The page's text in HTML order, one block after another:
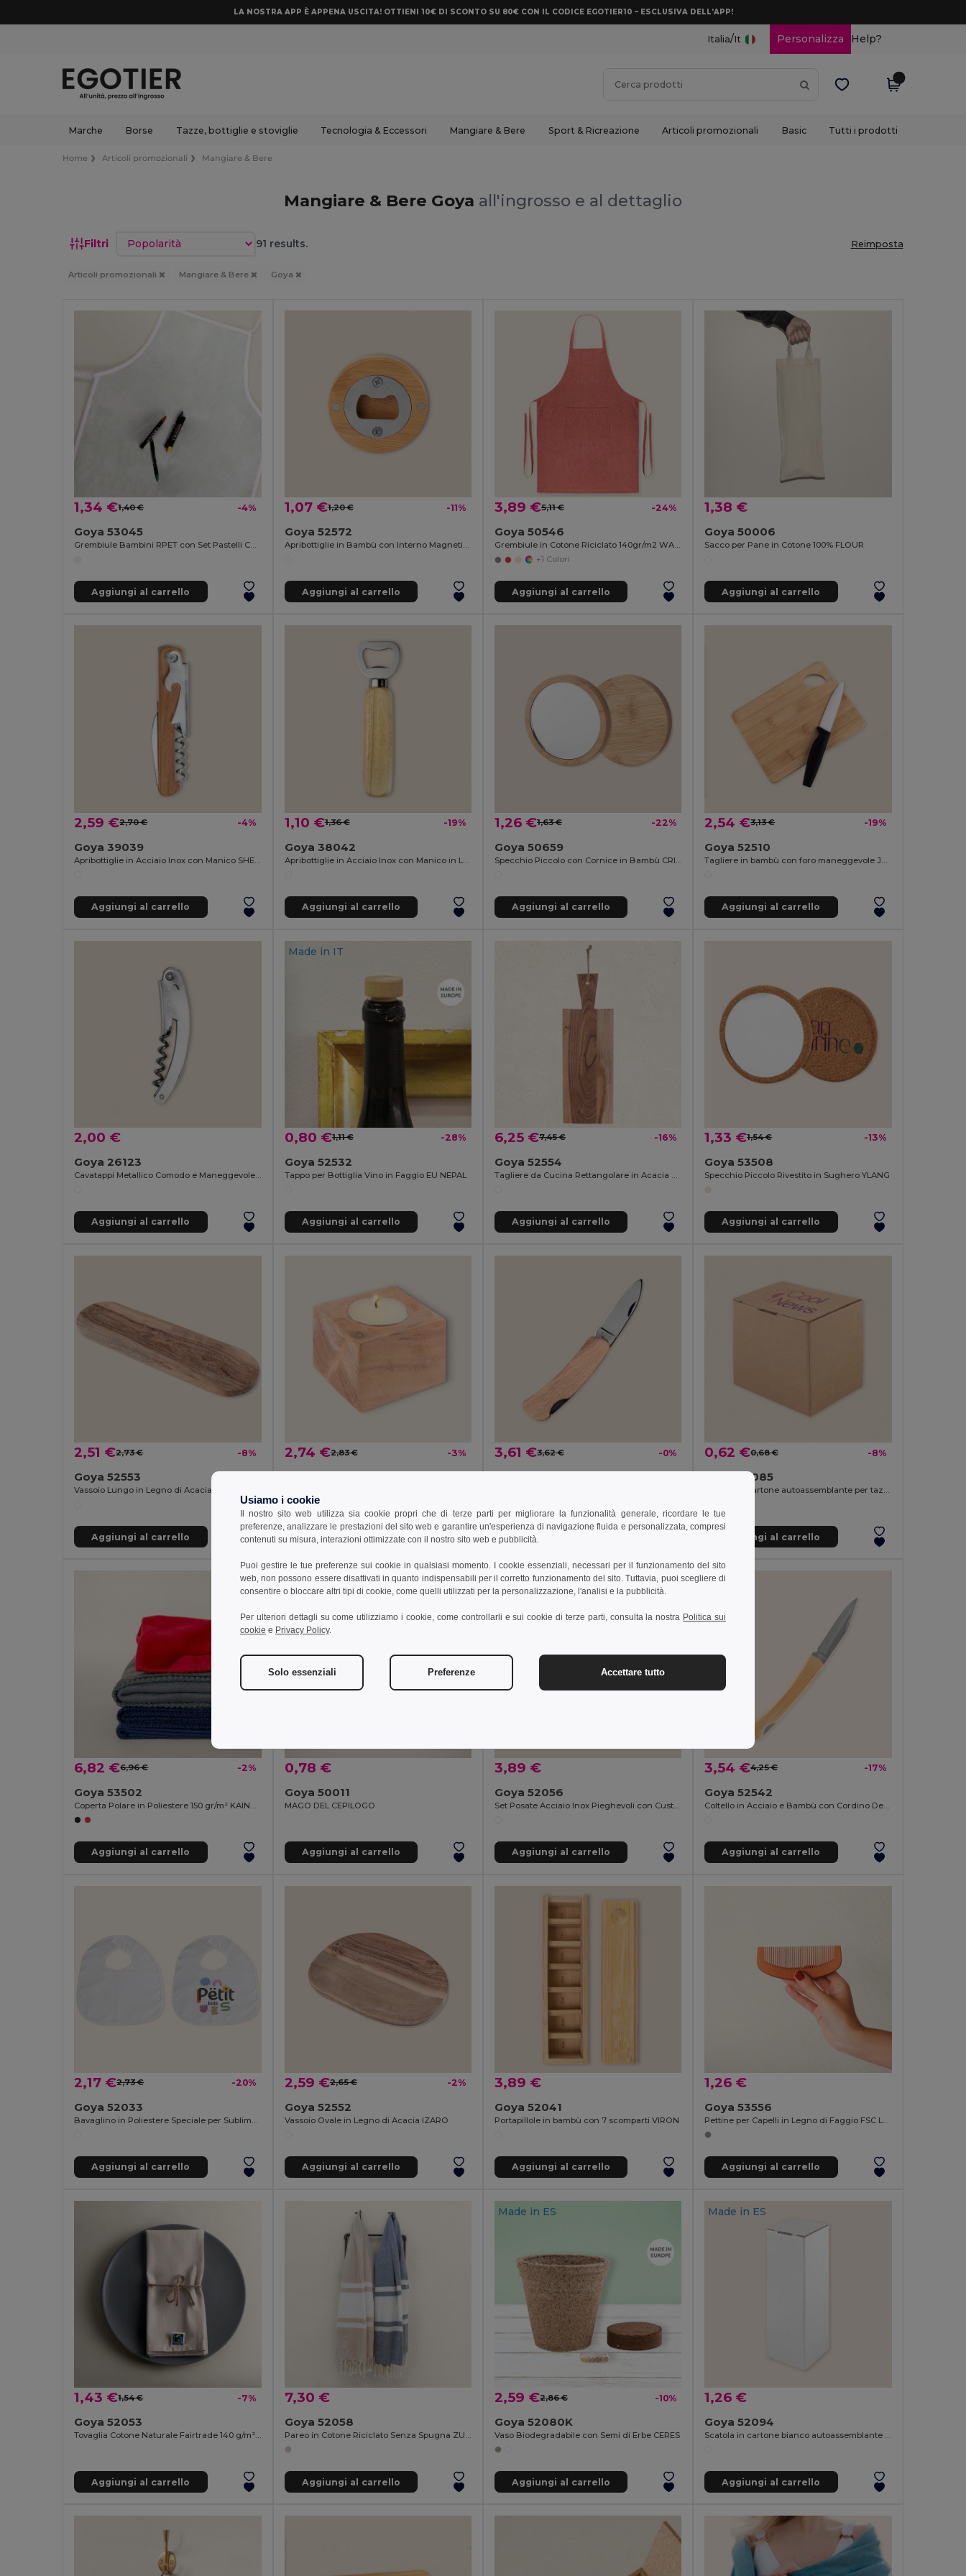
LA NOSTRA APP È APPENA USCITA! OTTIENI 10€ DI SCONTO SU 80€ CON IL CODICE EGOTIER10 – ESCLUSIVA DELL’APP!
Italia/It Personalizza Help?
Marche Borse Tazze, bottiglie e stoviglie Tecnologia & Eccessori Mangiare & Bere Sport & Ricreazione Articoli promozionali Basic Tutti i prodotti
Home Articoli promozionali Mangiare & Bere
Mangiare & Bere Goya all'ingrosso e al dettaglio
Filtri Ordina per 91 results. Reimposta
Articoli promozionali Mangiare & Bere Goya
1,34 €1,40 € -4%
Goya 53045
Grembiule Bambini RPET con Set Pastelli COOKER
Aggiungi al carrello
1,07 €1,20 € -11%
Goya 52572
Apribottiglie in Bambù con Interno Magnetico Cromato ZUG
Aggiungi al carrello
3,89 €5,11 € -24%
Goya 50546
Grembiule in Cotone Riciclato 140gr/m2 WATERFALL
+1 Colori
Aggiungi al carrello
1,38 €
Goya 50006
Sacco per Pane in Cotone 100% FLOUR
Aggiungi al carrello
2,59 €2,70 € -4%
Goya 39039
Aggiungi al carrello
1,10 €1,36 € -19%
Goya 38042
Aggiungi al carrello
1,26 €1,63 € -22%
Goya 50659
Aggiungi al carrello
2,54 €3,13 € -19%
Goya 52510
Aggiungi al carrello
2,00 €
Goya 26123
Cavatappi Metallico Comodo e Maneggevole METAL
Aggiungi al carrello
Made in IT
0,80 €1,11 € -28%
Goya 52532
Tappo per Bottiglia Vino in Faggio EU NEPAL
Aggiungi al carrello
6,25 €7,45 € -16%
Goya 52554
Tagliere da Cucina Rettangolare in Acacia QUILES
Aggiungi al carrello
1,33 €1,54 € -13%
Goya 53508
Specchio Piccolo Rivestito in Sughero YLANG
Aggiungi al carrello
2,51 €2,73 € -8%
Goya 52553
Vassoio Lungo in Legno di Acacia FARID
Aggiungi al carrello
2,74 €2,83 € -3%
Aggiungi al carrello
3,61 €3,62 € -0%
Aggiungi al carrello
0,62 €0,68 € -8%
Goya 52085
Scatola di cartone autoassemblante per tazze CUPPA
Aggiungi al carrello
6,82 €6,96 € -2%
Goya 53502
Aggiungi al carrello
0,78 €
Goya 50011
MAGO DEL CEPILOGO
Aggiungi al carrello
3,89 €
Goya 52056
Set Posate Acciaio Inox Pieghevoli con Custodia CLIMB
Aggiungi al carrello
3,54 €4,25 € -17%
Goya 52542
Aggiungi al carrello
2,17 €2,73 € -20%
Goya 52033
Bavaglino in Poliestere Speciale per Sublimazione NAPPY
Aggiungi al carrello
2,59 €2,65 € -2%
Goya 52552
Vassoio Ovale in Legno di Acacia IZARO
Aggiungi al carrello
3,89 €
Goya 52041
Portapillole in bambù con 7 scomparti VIRON
Aggiungi al carrello
1,26 €
Goya 53556
Pettine per Capelli in Legno di Faggio FSC LANAI
Aggiungi al carrello
1,43 €1,54 € -7%
Goya 52053
Tovaglia Cotone Naturale Fairtrade 140 g/m² CAVE
Aggiungi al carrello
7,30 €
Goya 52058
Pareo in Cotone Riciclato Senza Spugna ZUMEL
Aggiungi al carrello
Made in ES
2,59 €2,86 € -10%
Goya 52080K
Vaso Biodegradabile con Semi di Erbe CERES
Aggiungi al carrello
Made in ES
1,26 €
Goya 52094
Scatola in cartone bianco autoassemblante per bottiglie BOTTLE
Aggiungi al carrello
Usiamo i cookie
Il nostro sito web utilizza sia cookie propri che di terze parti per migliorare la funzionalità generale, ricordare le tue
preferenze, analizzare le prestazioni del sito web e garantire un'esperienza di navigazione fluida e personalizzata, compresi
contenuti su misura, interazioni ottimizzate con il nostro sito web e pubblicità.
Puoi gestire le tue preferenze sui cookie in qualsiasi momento. I cookie essenziali, necessari per il funzionamento del sito
web, non possono essere disattivati in quanto indispensabili per il corretto funzionamento del sito. Tuttavia, puoi scegliere di
consentire o bloccare altri tipi di cookie, come quelli utilizzati per la personalizzazione, l'analisi e la pubblicità.
Per ulteriori dettagli su come utilizziamo i cookie, come controllarli e sui cookie di terze parti, consulta la nostra Politica sui
cookie e Privacy Policy.
Solo essenziali Preferenze Accettare tutto